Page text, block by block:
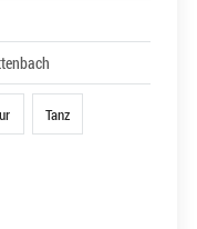
Tanz